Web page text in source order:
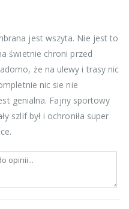
jest wszyta. Nie jest to
świetnie chroni przed
że na ulewy i trasy nic
nic sie nie
genialna. Fajny sportowy
szlif był i ochroniła super